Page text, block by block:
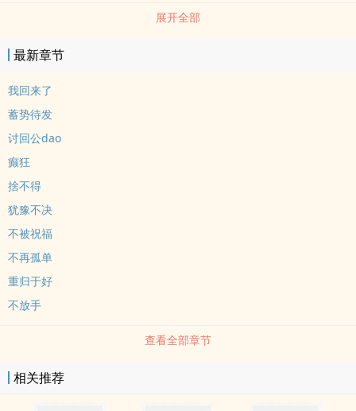
地收割走了他至親的xing命，那一張張絕望的面孔成為了他一生的夢
魘。從此他家破人亡，獨留於世。他加ru軍隊，bi迫自己拾起屠刀，
當最後一個敵人倒在他面前時，他成為了冷qing冷血之人，開心時不
的夢想是一家人能夠齊齊整整，永遠生活在一起。」---------------------
------------------------------------------------------------------她是家中老幺，
對，世俗的眼光卻成為了她前行的最大阻礙。她不要，她不要受婚姻
的束縛，呆在一方天地，一輩子相夫教子。「我想當護士，將來我還
要考醫生，我不想放棄這一切。」-------------------------------------------
--------------------------------------------當孑然一shen的他遇上倔強冷漠
的她，是否能讓他的心臟再次tiao動起來，讓他再次感到溫nuan，得
們，你是我張成毅的女人，若想死，儘guan放馬過來。」她說——
「如果再有不長眼的男人向我示愛，我會告訴他們，張成毅是我這輩
子唯一的男人，若想死......」蔡珮玲微笑地拿出了kou袋中的手術刀，
成毅，只會嫁給張成毅。如果他一輩子都不醒來，我就照顧他一輩
再找到他。」??*每週三、週六晚20:00準時更新
展开全部
最新章节
我回来了
蓄势待发
讨回公dao
癫狂
捨不得
犹豫不决
不被祝福
不再孤单
重归于好
不放手
查看全部章节
相关推荐